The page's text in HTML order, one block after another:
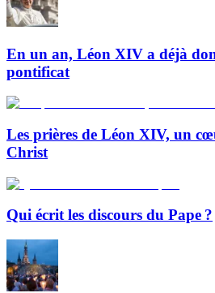
En un an, Léon XIV a déjà
pontificat
Les prières de Léon XIV, un
Christ
Qui écrit les discours du Pape ?